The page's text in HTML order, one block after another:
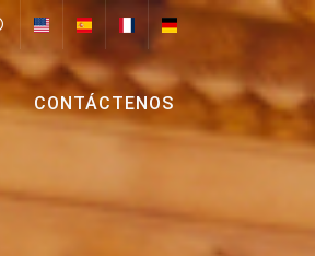
CONTÁCTENOS